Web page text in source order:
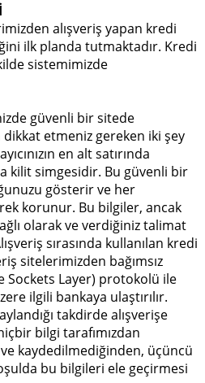
alışveriş yapan kredi
ilk planda tutmaktadır. Kredi
sistemimizde
güvenli bir sitede
etmeniz gereken iki şey
en alt satırında
kilit simgesidir. Bu güvenli bir
gösterir ve her
korunur. Bu bilgiler, ancak
olarak ve verdiğiniz talimat
sırasında kullanılan kredi
sitelerimizden bağımsız
Sockets Layer) protokolü ile
ilgili bankaya ulaştırılır.
takdirde alışverişe
bilgi tarafımızdan
kaydedilmediğinden, üçüncü
bu bilgileri ele geçirmesi